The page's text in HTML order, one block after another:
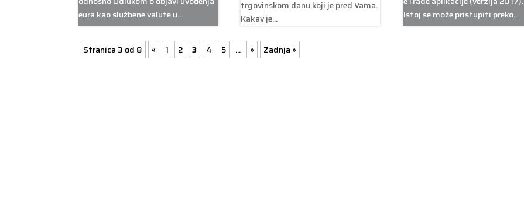
eura kao službene valute u...
trgovinskom danu koji je pred Vama.
Kakav je...
Istoj se može pristupiti preko...
Stranica 3 od 8 « 1 2 3 4 5 ... » Zadnja »